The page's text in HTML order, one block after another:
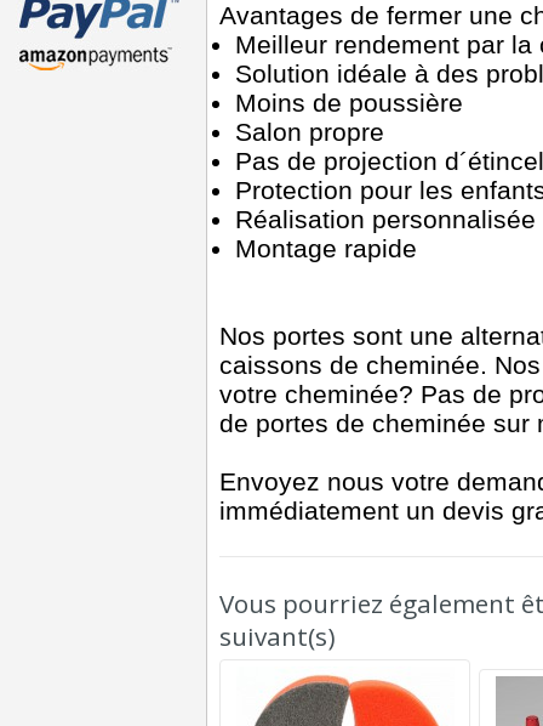
Avantages de fermer une
Meilleur rendement par la
Solution idéale à des
Moins de poussière
Salon propre
Pas de projection
Protection pour les
Réalisation personnalisée
Montage rapide
Nos portes sont une
caissons de cheminée.
votre cheminée? Pas de
de portes de cheminée sur
Envoyez nous votre
immédiatement un devis
Vous pourriez également
suivant(s)